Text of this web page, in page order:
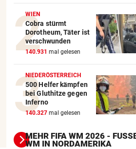
WIEN
Cobra stürmt
Dorotheum, Täter ist
verschwunden
140.931 mal gelesen
NIEDERÖSTERREICH
500 Helfer kämpfen
bei Gluthitze gegen
Inferno
140.327 mal gelesen
MEHR FIFA WM 2026 -
M IN NORDAMERIKA